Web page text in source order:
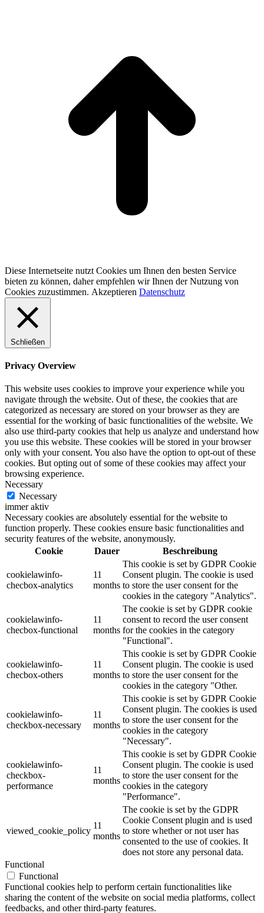
Diese Internetseite nutzt Cookies um Ihnen den besten Service
bieten zu können, daher empfehlen wir Ihnen der Nutzung von
Cookies zuzustimmen. Akzeptieren Datenschutz
Schließen
Privacy Overview
This website uses cookies to improve your experience while you
navigate through the website. Out of these, the cookies that are
categorized as necessary are stored on your browser as they are
essential for the working of basic functionalities of the website. We
also use third-party cookies that help us analyze and understand how
you use this website. These cookies will be stored in your browser
only with your consent. You also have the option to opt-out of these
cookies. But opting out of some of these cookies may affect your
browsing experience.
Necessary
Necessary
immer aktiv
Necessary cookies are absolutely essential for the website to
function properly. These cookies ensure basic functionalities and
security features of the website, anonymously.
Cookie
Dauer Beschreibung
cookielawinfo-
checbox-analytics
11
months
This cookie is set by GDPR Cookie
Consent plugin. The cookie is used
to store the user consent for the
cookies in the category "Analytics".
cookielawinfo-
checbox-functional
11
months
The cookie is set by GDPR cookie
consent to record the user consent
for the cookies in the category
"Functional".
cookielawinfo-
checbox-others
11
months
This cookie is set by GDPR Cookie
Consent plugin. The cookie is used
to store the user consent for the
cookies in the category "Other.
cookielawinfo-
checkbox-necessary
11
months
This cookie is set by GDPR Cookie
Consent plugin. The cookies is used
to store the user consent for the
cookies in the category
"Necessary".
cookielawinfo-
checkbox-
performance
11
months
This cookie is set by GDPR Cookie
Consent plugin. The cookie is used
to store the user consent for the
cookies in the category
"Performance".
viewed_cookie_policy
11
months
The cookie is set by the GDPR
Cookie Consent plugin and is used
to store whether or not user has
consented to the use of cookies. It
does not store any personal data.
Functional
Functional
Functional cookies help to perform certain functionalities like
sharing the content of the website on social media platforms, collect
feedbacks, and other third-party features.